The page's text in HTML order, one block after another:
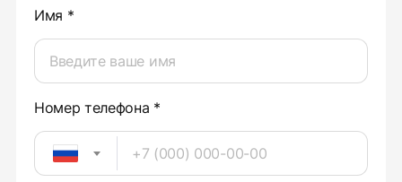
Имя *
Номер телефона *